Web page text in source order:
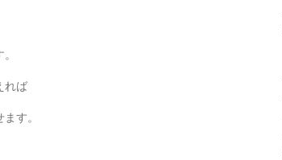
れば
す。